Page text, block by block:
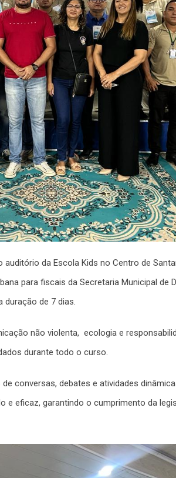
da Escola Kids no Centro de
para fiscais da Secretaria Municipal de
duração de 7 dias.
não violenta, ecologia e
durante todo o curso.
conversas, debates e atividades
e eficaz, garantindo o cumprimento da